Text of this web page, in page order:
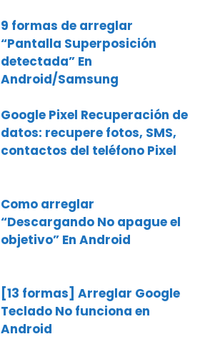
9 formas de arreglar
“Pantalla Superposición
detectada” En
Android/Samsung
Google Pixel Recuperación de
datos: recupere fotos, SMS,
contactos del teléfono Pixel
Como arreglar
“Descargando No apague el
objetivo” En Android
[13 formas] Arreglar Google
Teclado No funciona en
Android